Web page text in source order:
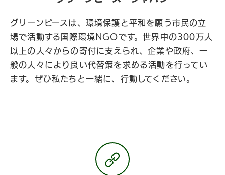
グリーンピースは、環境保護と平和を願う市民の立
場で活動する国際環境NGOです。世界中の300万人
以上の人々からの寄付に支えられ、企業や政府、一
般の人々により良い代替策を求める活動を行ってい
ます。ぜひ私たちと一緒に、行動してください。